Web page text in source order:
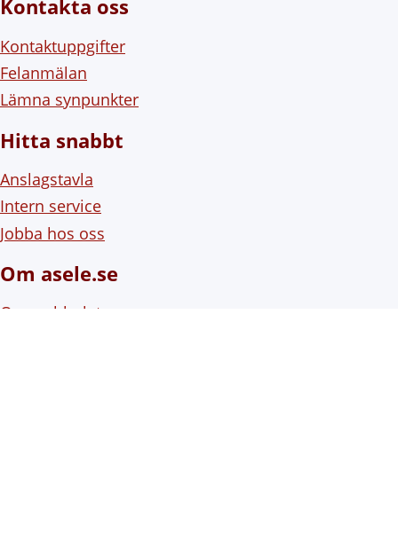
Kontakta oss
Kontaktuppgifter
Felanmälan
Lämna synpunkter
Hitta snabbt
Anslagstavla
Intern service
Jobba hos oss
Om asele.se
Om webbplatsen